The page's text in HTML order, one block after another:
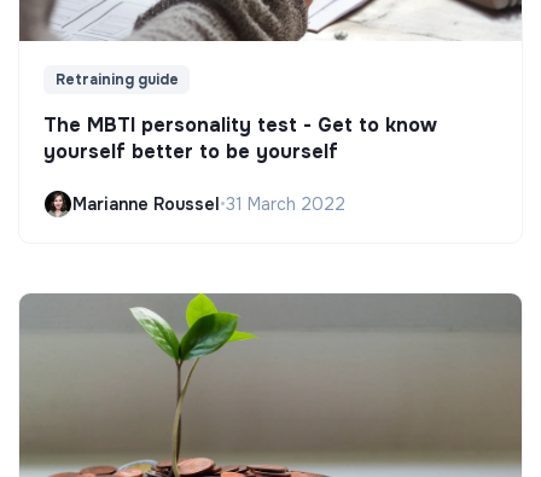
Retraining guide
The MBTI personality test - Get to know
yourself better to be yourself
Marianne Roussel•31 March 2022